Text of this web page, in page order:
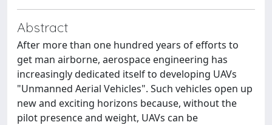
Abstract
After more than one hundred years of efforts to
get man airborne, aerospace engineering has
increasingly dedicated itself to developing UAVs
"Unmanned Aerial Vehicles". Such vehicles open up
new and exciting horizons because, without the
pilot presence and weight, UAVs can be